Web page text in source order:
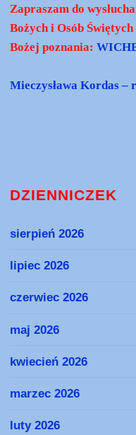
Zapraszam do
Bożych i Osób
Bożej poznania:
Mieczysława Kordas –
DZIENNICZEK
sierpień 2026
lipiec 2026
czerwiec 2026
maj 2026
kwiecień 2026
marzec 2026
luty 2026